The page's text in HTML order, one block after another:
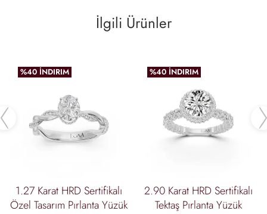
İlgili Ürünler
Previous
%40 İNDIRIM
1.27 Karat HRD Sertifikalı
Özel Tasarım Pırlanta Yüzük
%40 İNDIRIM
2.90 Karat HRD Sertifikalı
Tektaş Pırlanta Yüzük